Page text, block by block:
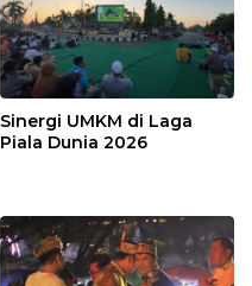
Sinergi UMKM di Laga
Piala Dunia 2026